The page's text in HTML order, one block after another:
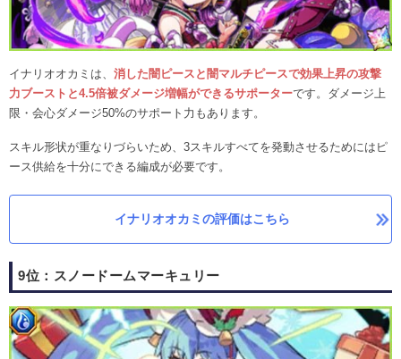
イナリオオカミは、 消した闇ピースと闇マルチピースで効果上昇の攻撃
力ブーストと4.5倍被ダメージ増幅ができるサポーターです。ダメージ上
限・会心ダメージ50%のサポート力もあります。
スキル形状が重なりづらいため、3スキルすべてを発動させるためにはピ
ース供給を十分にできる編成が必要です。
イナリオオカミの評価はこちら
9位：スノードームマーキュリー